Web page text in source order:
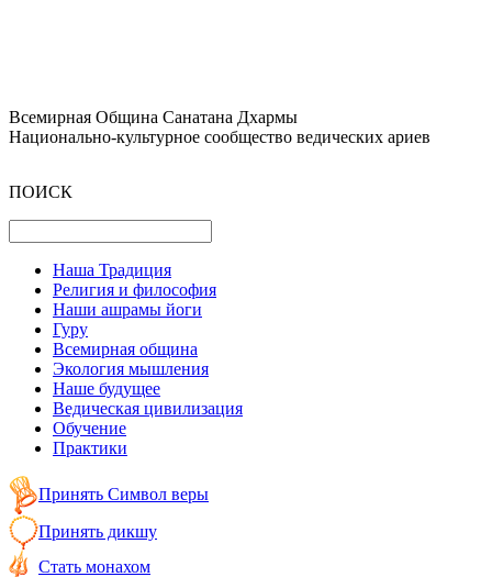
Всемирная Община Санатана Дхармы
Национально-культурное сообщество ведических ариев
ПОИСК
Наша Традиция
Религия и философия
Наши ашрамы йоги
Гуру
Всемирная община
Экология мышления
Наше будущее
Ведическая цивилизация
Обучение
Практики
Принять Символ веры
Принять дикшу
Стать монахом